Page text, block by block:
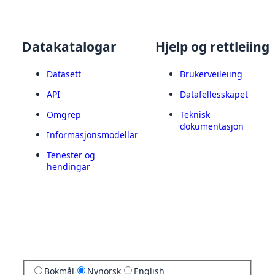
Datakatalogar
Datasett
API
Omgrep
Informasjonsmodellar
Tenester og
hendingar
Hjelp og rettleiing
Brukerveileiing
Datafellesskapet
Teknisk
dokumentasjon
Bokmål Nynorsk English